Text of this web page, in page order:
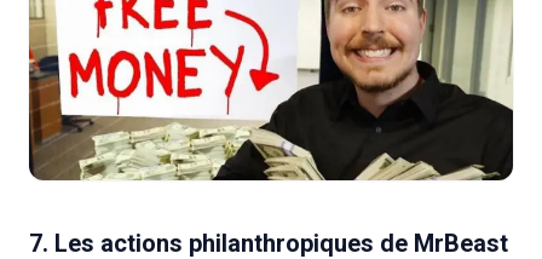
7. Les actions philanthropiques de MrBeast